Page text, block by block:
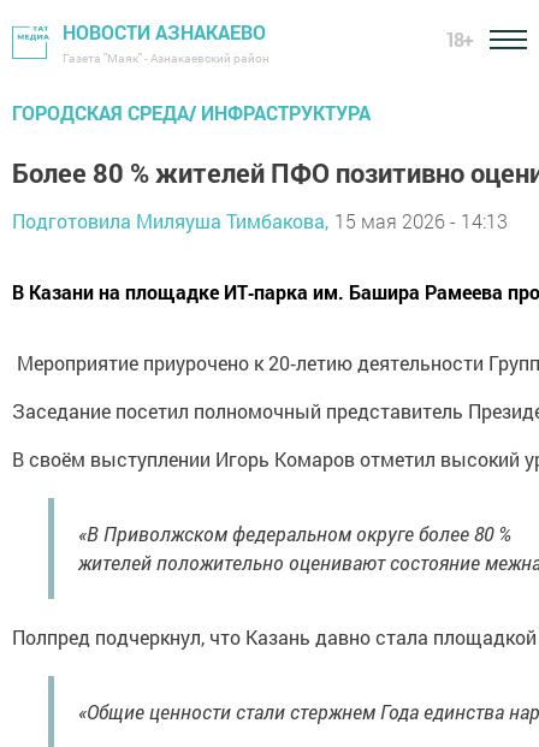
НОВОСТИ АЗНАКАЕВО
Газета "Маяк" - Азнакаевский район
18+
ГОРОДСКАЯ СРЕДА/ ИНФРАСТРУКТУРА
Более 80 % жителей ПФО позитивно
Подготовила Миляуша Тимбакова, 15 мая 2026 - 14:13
В Казани на площадке ИТ‑парка им. Башира Рамеева
Мероприятие приурочено к 20‑летию деятельности
Заседание посетил полномочный представитель
В своём выступлении Игорь Комаров отметил высокий
«В Приволжском федеральном округе более 80 %
жителей положительно оценивают состояние
Полпред подчеркнул, что Казань давно стала
«Общие ценности стали стержнем Года единства